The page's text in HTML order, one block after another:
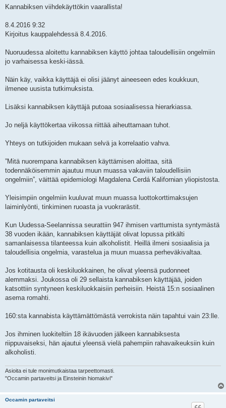
Kannabiksen viihdekäyttökin vaarallista!
8.4.2016 9:32
Kirjoitus kauppalehdessä 8.4.2016.
Nuoruudessa aloitettu kannabiksen käyttö johtaa taloudellisiin ongelmiin
jo varhaisessa keski-iässä.
Näin käy, vaikka käyttäjä ei olisi jäänyt aineeseen edes koukkuun,
ilmenee uusista tutkimuksista.
Lisäksi kannabiksen käyttäjä putoaa sosiaalisessa hierarkiassa.
Jo neljä käyttökertaa viikossa riittää aiheuttamaan tuhot.
Yhteys on tutkijoiden mukaan selvä ja korrelaatio vahva.
”Mitä nuorempana kannabiksen käyttämisen aloittaa, sitä
todennäköisemmin ajautuu muun muassa vakaviin taloudellisiin
ongelmiin”, väittää epidemiologi Magdalena Cerdá Kalifornian yliopistosta.
Yleisimpiin ongelmiin kuuluvat muun muassa luottokorttimaksujen
laiminlyönti, tinkiminen ruoasta ja vuokrarästit.
Kun Uudessa-Seelannissa seurattiin 947 ihmisen varttumista syntymästä
38 vuoden ikään, kannabiksen käyttäjät olivat lopussa pitkälti
samanlaisessa tilanteessa kuin alkoholistit. Heillä ilmeni sosiaalisia ja
taloudellisia ongelmia, varastelua ja muun muassa perheväkivaltaa.
Jos kotitausta oli keskiluokkainen, he olivat yleensä pudonneet
alemmaksi. Joukossa oli 29 sellaista kannabiksen käyttäjää, joiden
katsottiin syntyneen keskiluokkaisiin perheisiin. Heistä 15:n sosiaalinen
asema romahti.
160:sta kannabista käyttämättömästä verrokista näin tapahtui vain 23:lle.
Jos ihminen luokiteltiin 18 ikävuoden jälkeen kannabiksesta
riippuvaiseksi, hän ajautui yleensä vielä pahempiin rahavaikeuksiin kuin
alkoholisti.
Asioita ei tule monimutkaistaa tarpeettomasti.
"Occamin partaveitsi ja Einsteinin hiomakivi"
Occamin partaveitsi